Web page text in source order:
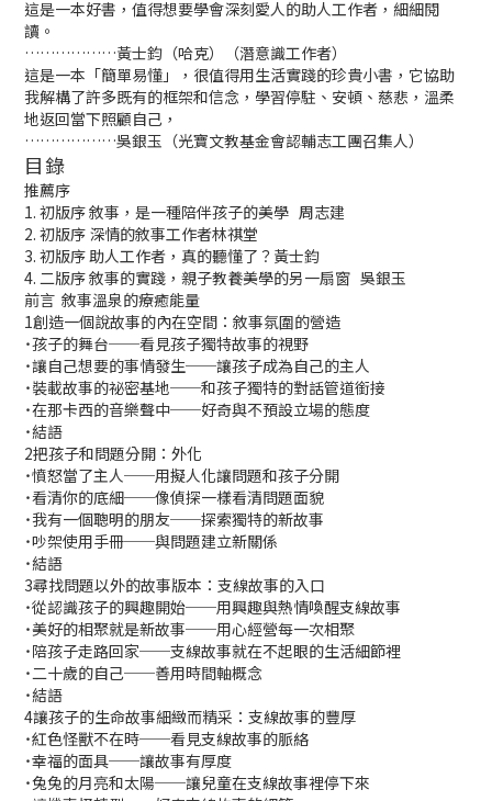
這是一本好書，值得想要學會深刻愛人的助人工作者，細細閱
讀。
………………黃士鈞（哈克）（潛意識工作者）
這是一本「簡單易懂」，很值得用生活實踐的珍貴小書，它協助
我解構了許多既有的框架和信念，學習停駐、安頓、慈悲，溫柔
地返回當下照顧自己，
………………吳銀玉（光寶文教基金會認輔志工團召集人）
目錄
推薦序
1. 初版序 敘事，是一種陪伴孩子的美學 周志建
2. 初版序 深情的敘事工作者林祺堂
3. 初版序 助人工作者，真的聽懂了？黃士鈞
4. 二版序 敘事的實踐，親子教養美學的另一扇窗 吳銀玉
前言 敘事溫泉的療癒能量
1創造一個說故事的內在空間：敘事氛圍的營造
˙孩子的舞台──看見孩子獨特故事的視野
˙讓自己想要的事情發生──讓孩子成為自己的主人
˙裝載故事的祕密基地──和孩子獨特的對話管道銜接
˙在那卡西的音樂聲中──好奇與不預設立場的態度
˙結語
2把孩子和問題分開：外化
˙憤怒當了主人──用擬人化讓問題和孩子分開
˙看清你的底細──像偵探一樣看清問題面貌
˙我有一個聰明的朋友──探索獨特的新故事
˙吵架使用手冊──與問題建立新關係
˙結語
3尋找問題以外的故事版本：支線故事的入口
˙從認識孩子的興趣開始──用興趣與熱情喚醒支線故事
˙美好的相聚就是新故事──用心經營每一次相聚
˙陪孩子走路回家──支線故事就在不起眼的生活細節裡
˙二十歲的自己──善用時間軸概念
˙結語
4讓孩子的生命故事細緻而精采：支線故事的豐厚
˙紅色怪獸不在時──看見支線故事的脈絡
˙幸福的面具──讓故事有厚度
˙兔兔的月亮和太陽──讓兒童在支線故事裡停下來